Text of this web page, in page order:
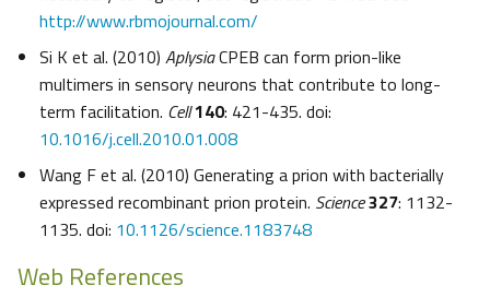
http://www.rbmojournal.com/
Si K et al. (2010) AplysiaCPEB can form prion-like
multimers in sensory neurons that contribute to long-
term facilitation. Cell140: 421-435. doi:
10.1016/j.cell.2010.01.008
Wang F et al. (2010) Generating a prion with bacterially
expressed recombinant prion protein. Science327: 1132-
1135. doi: 10.1126/science.1183748
Web References